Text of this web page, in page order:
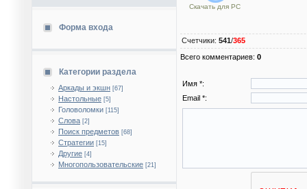
Форма входа
Категории раздела
Аркады и экшн [67]
Настольные [5]
Головоломки [115]
Слова [2]
Поиск предметов [68]
Стратегии [15]
Другие [4]
Многопользовательские [21]
Скачать для PC
Счетчики: 541/365
Всего комментариев: 0
Имя *:
Email *: